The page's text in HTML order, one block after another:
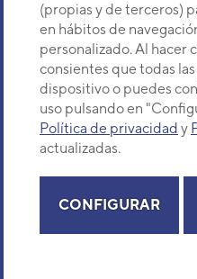
(propias y de terceros)
en hábitos de
personalizado. Al hacer
consientes que todas
dispositivo o puedes
uso pulsando en
Política de privacidad y
actualizadas.
CONFIGURAR
¿Buscas un servicio técnico?
Selecciona provincia